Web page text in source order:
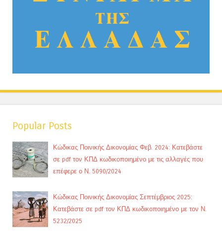
Popular Posts
Κώδικας Ποινικής Δικονομίας Φεβ. 2024: Κατεβάστε
σε pdf τον ΚΠΔ κωδικοποιημένο με τις αλλαγές που
επέφερε ο Ν. 5090/2024
Κώδικας Ποινικής Δικονομίας Σεπτέμβριος 2025:
Κατεβάστε σε pdf τον ΚΠΔ κωδικοποιημένο με τον Ν.
5232/2025